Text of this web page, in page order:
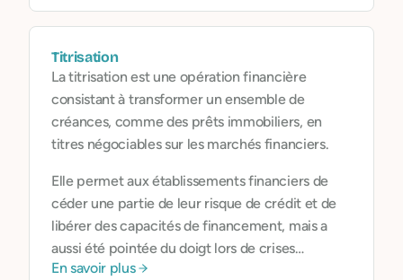
Titrisation
La titrisation est une opération financière
consistant à transformer un ensemble de
créances, comme des prêts immobiliers, en
titres négociables sur les marchés financiers.
Elle permet aux établissements financiers de
céder une partie de leur risque de crédit et de
libérer des capacités de financement, mais a
aussi été pointée du doigt lors de crises
financières passées.
En savoir plus